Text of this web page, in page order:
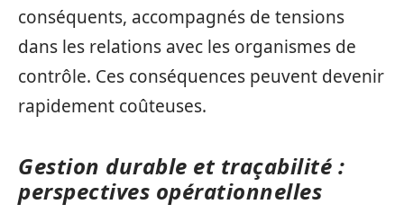
conséquents, accompagnés de tensions
dans les relations avec les organismes de
contrôle. Ces conséquences peuvent devenir
rapidement coûteuses.
Gestion durable et traçabilité :
perspectives opérationnelles